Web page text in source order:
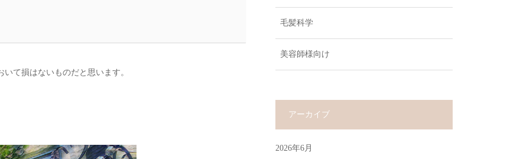
て損はないものだと思います。
毛髪科学
美容師様向け
アーカイブ
2026年6月